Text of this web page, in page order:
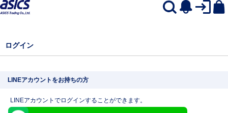
ログイン
LINEアカウントをお持ちの方
LINEアカウントでログインすることができます。